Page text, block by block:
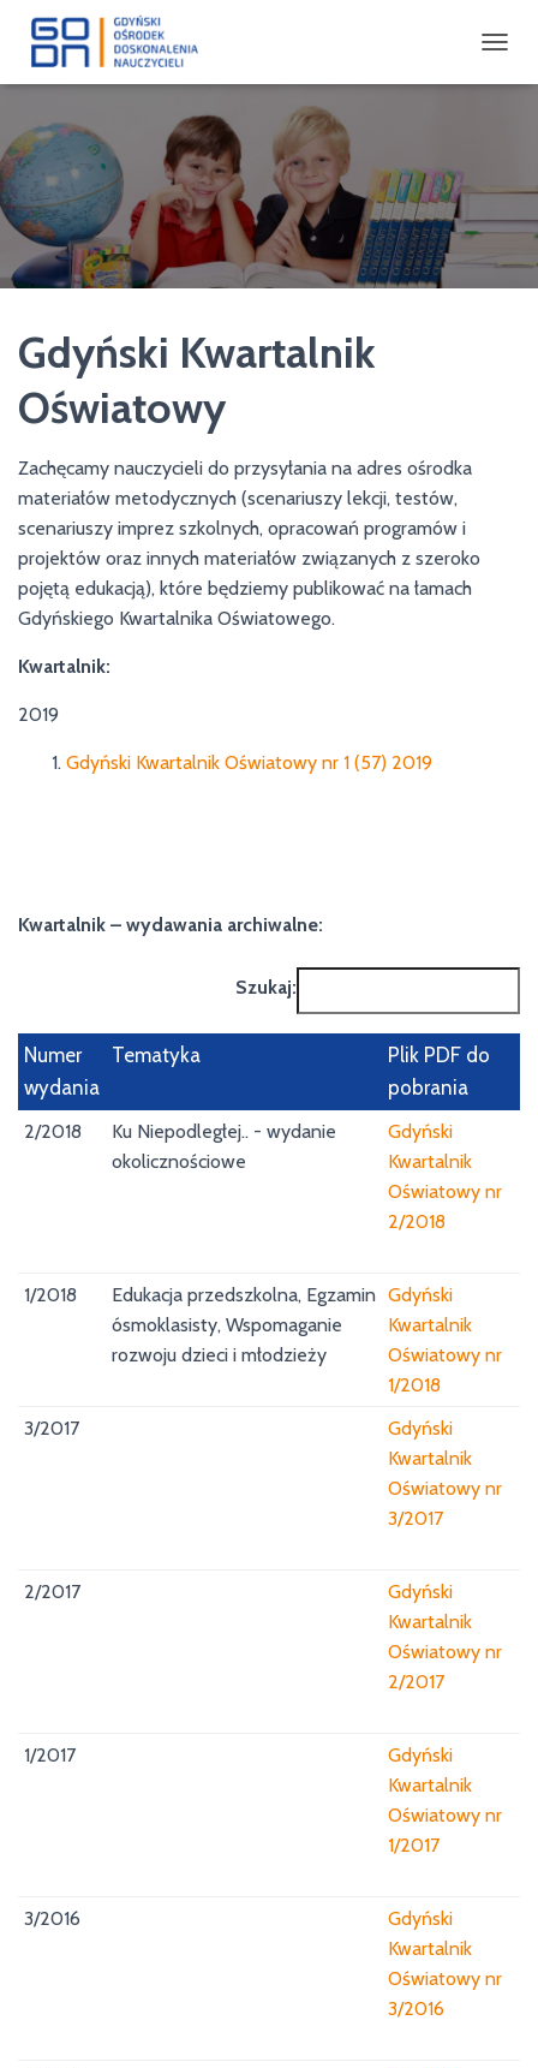
R
C
Z
A
W
Gdyński Kwartalnik
Oświatowy
Zachęcamy nauczycieli do przysyłania na adres ośrodka
materiałów metodycznych (scenariuszy lekcji, testów,
scenariuszy imprez szkolnych, opracowań programów i
projektów oraz innych materiałów związanych z szeroko
pojętą edukacją), które będziemy publikować na łamach
Gdyńskiego Kwartalnika Oświatowego.
Kwartalnik:
2019
Gdyński Kwartalnik Oświatowy nr 1 (57) 2019
Kwartalnik – wydawania archiwalne:
Szukaj:
Numer
wydania
Tematyka
Plik PDF do
pobrania
2/2018
Ku Niepodległej.. - wydanie
okolicznościowe
Gdyński
Kwartalnik
Oświatowy nr
2/2018
1/2018
Edukacja przedszkolna, Egzamin
ósmoklasisty, Wspomaganie
rozwoju dzieci i młodzieży
Gdyński
Kwartalnik
Oświatowy nr
1/2018
3/2017
Gdyński
Kwartalnik
Oświatowy nr
3/2017
2/2017
Gdyński
Kwartalnik
Oświatowy nr
2/2017
1/2017
Gdyński
Kwartalnik
Oświatowy nr
1/2017
3/2016
Gdyński
Kwartalnik
Oświatowy nr
3/2016